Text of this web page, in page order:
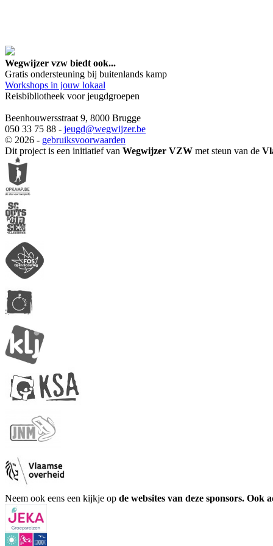
Wegwijzer vzw biedt ook...
Gratis ondersteuning bij buitenlands kamp
Workshops in jouw lokaal
Reisbibliotheek voor jeugdgroepen
Beenhouwersstraat 9, 8000 Brugge
050 33 75 88 - jeugd@wegwijzer.be
© 2026 - gebruiksvoorwaarden
Dit project is een initiatief van Wegwijzer VZW met steun van de
Neem ook eens een kijkje op de websites van deze sponsors. Ook